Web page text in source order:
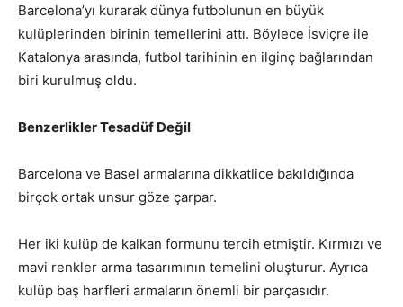
Barcelona’yı kurarak dünya futbolunun en büyük
kulüplerinden birinin temellerini attı. Böylece İsviçre ile
Katalonya arasında, futbol tarihinin en ilginç bağlarından
biri kurulmuş oldu.
Benzerlikler Tesadüf Değil
Barcelona ve Basel armalarına dikkatlice bakıldığında
birçok ortak unsur göze çarpar.
Her iki kulüp de kalkan formunu tercih etmiştir. Kırmızı ve
mavi renkler arma tasarımının temelini oluşturur. Ayrıca
kulüp baş harfleri armaların önemli bir parçasıdır.